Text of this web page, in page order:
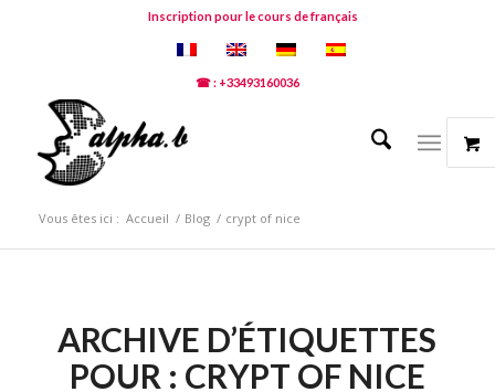
Inscription pour le cours de français
☎ : +33493160036
Vous êtes ici : Accueil / Blog / crypt of nice
ARCHIVE D’ÉTIQUETTES
POUR : CRYPT OF NICE